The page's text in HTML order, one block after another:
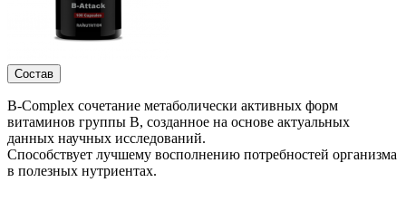
Состав
B-Complex сочетание метаболически активных форм
витаминов группы В, созданное на основе актуальных
данных научных исследований.
Способствует лучшему восполнению потребностей организма
в полезных нутриентах.